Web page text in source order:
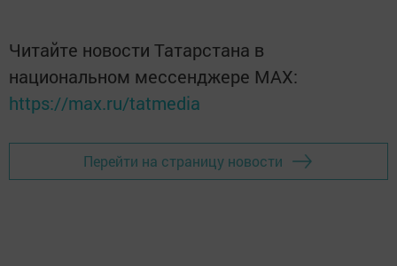
Читайте новости Татарстана в
национальном мессенджере MАХ:
https://max.ru/tatmedia
Перейти на страницу новости